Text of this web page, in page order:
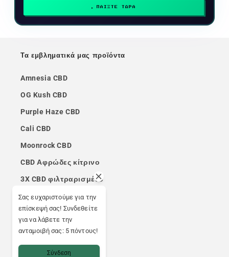
ΠΑΙΞΤΕ ΤΩΡΑ
Τα εμβληματικά μας προϊόντα
Amnesia CBD
OG Kush CBD
Purple Haze CBD
Cali CBD
Moonrock CBD
CBD Αφρώδες κίτρινο
3X CBD φιλτραρισμένο
Afghan Hash CBD
Ketama CBD
Πρακτικές πληροφορίες
Σας ευχαριστούμε για την
επίσκεψή σας! Συνδεθείτε
για να λάβετε την
ανταμοιβή σας: 5 πόντους!
Σύνδεση